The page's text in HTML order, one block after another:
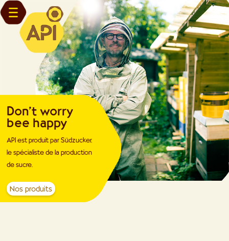
Don't worry
bee happy
API est produit par Südzucker,
le spécialiste de la production
de sucre.
Nos produits